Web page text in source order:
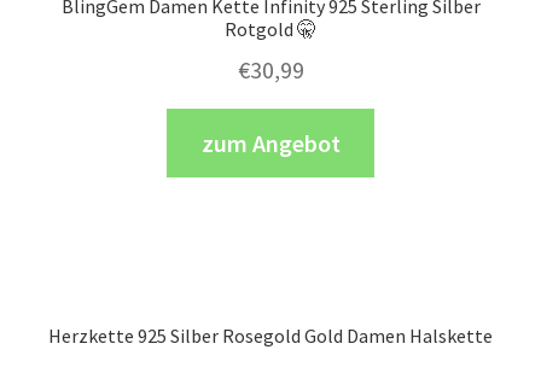
BlingGem Damen Kette Infinity 925 Sterling Silber
Rotgold 🤫
€30,99
zum Angebot
Herzkette 925 Silber Rosegold Gold Damen Halskette